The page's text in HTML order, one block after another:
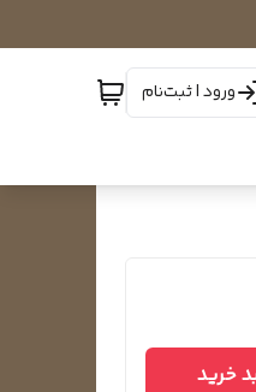
ورود | ثبت‌نام
خرید